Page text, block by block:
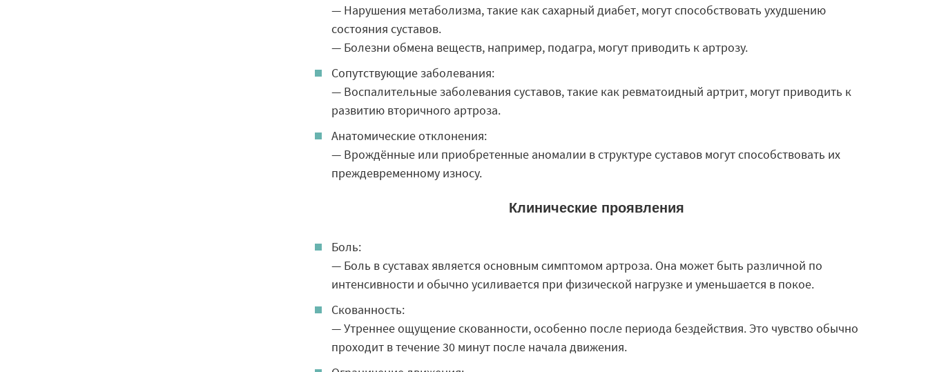
— Нарушения метаболизма, такие как сахарный диабет, могут способствовать ухудшению
состояния суставов.
— Болезни обмена веществ, например, подагра, могут приводить к артрозу.
Сопутствующие заболевания:
— Воспалительные заболевания суставов, такие как ревматоидный артрит, могут приводить к
развитию вторичного артроза.
Анатомические отклонения:
— Врождённые или приобретенные аномалии в структуре суставов могут способствовать их
преждевременному износу.
Клинические проявления
Боль:
— Боль в суставах является основным симптомом артроза. Она может быть различной по
интенсивности и обычно усиливается при физической нагрузке и уменьшается в покое.
Скованность:
— Утреннее ощущение скованности, особенно после периода бездействия. Это чувство обычно
проходит в течение 30 минут после начала движения.